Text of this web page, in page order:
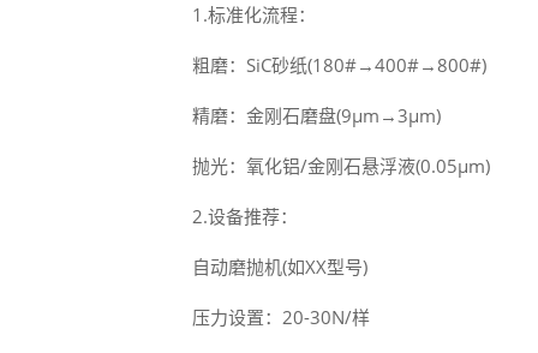
1.标准化流程：
粗磨：SiC砂纸(180#→400#→800#)
精磨：金刚石磨盘(9μm→3μm)
抛光：氧化铝/金刚石悬浮液(0.05μm)
2.设备推荐：
自动磨抛机(如XX型号)
压力设置：20-30N/样